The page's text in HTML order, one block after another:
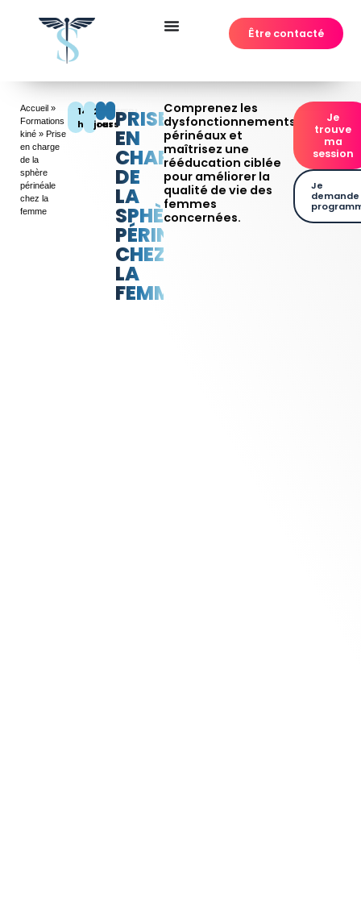
Être contacté
Accueil »
Formations
kiné » Prise
en charge
de la
sphère
périnéale
chez la
femme
14
heures
2
jours
DPC
FIFPL
PRISE
EN
CHARGE
DE
LA
SPHÈRE
PÉRINÉALE
CHEZ
LA
FEMME
Comprenez les
dysfonctionnements
périnéaux et
maîtrisez une
rééducation ciblée
pour améliorer la
qualité de vie des
femmes
concernées.
Je
trouve
ma
session
Je
demande